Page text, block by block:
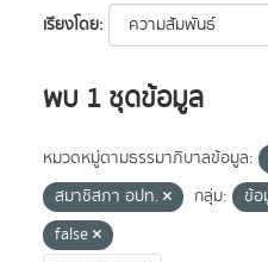
เรียงโดย
พบ 1 ชุดข้อมูล
หมวดหมู่ตามธรรมาภิบาลข้อมูล:
สมาชิสภา อปท.
กลุ่ม: ข้
false